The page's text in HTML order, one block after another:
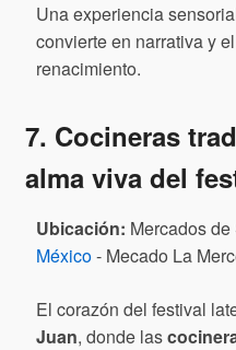
Una experiencia
convierte en narrativa y
renacimiento.
7. Cocineras
alma viva del
Ubicación: Mercados
México- Mecado La
El corazón del festival
Juan, donde las